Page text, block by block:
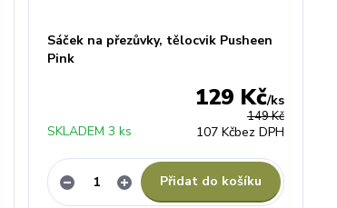
Sáček na přezůvky, tělocvik Pusheen
Pink
149 Kč
129 Kč/ks
107 Kčbez DPH
SKLADEM 3 ks
Přidat do košíku